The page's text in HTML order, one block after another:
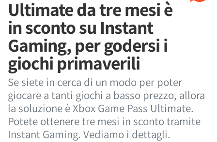
Ultimate da tre mesi è
in sconto su Instant
Gaming, per godersi i
giochi primaverili
Se siete in cerca di un modo per poter
giocare a tanti giochi a basso prezzo, allora
la soluzione è Xbox Game Pass Ultimate.
Potete ottenere tre mesi in sconto tramite
Instant Gaming. Vediamo i dettagli.